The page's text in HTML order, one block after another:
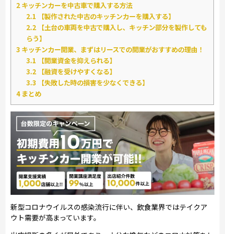
2 キッチンカーを中古車で購入する方法
2.1 【製作された中古のキッチンカーを購入する】
2.2 【土台の車両を中古で購入し、キッチン部分を製作しても
らう】
3 キッチンカー開業、まずはリースでの開業がおすすめの理由！
3.1 【開業資金を抑えられる】
3.2 【融資を受けやすくなる】
3.3 【失敗した時の損害を少なくできる】
4まとめ
新型コロナウイルスの感染流行に伴い、飲食業界ではテイクア
ウト需要が高まっています。